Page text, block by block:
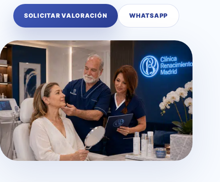
SOLICITAR VALORACIÓN WHATSAPP